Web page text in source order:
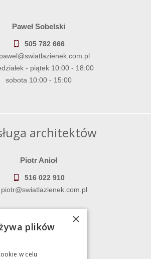
Paweł Sobelski
505 782 666
pawel@swiatlazienek.com.pl
- piątek 10:00 - 18:00
sobota 10:00 - 15:00
architektów
Piotr Anioł
516 022 910
piotr@swiatlazienek.com.pl
783 043 083
×
plików
w celu